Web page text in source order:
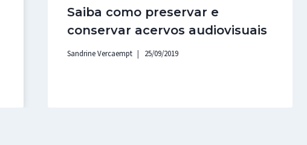
Saiba como preservar e
conservar acervos audiovisuais
Sandrine Vercaempt 25/09/2019